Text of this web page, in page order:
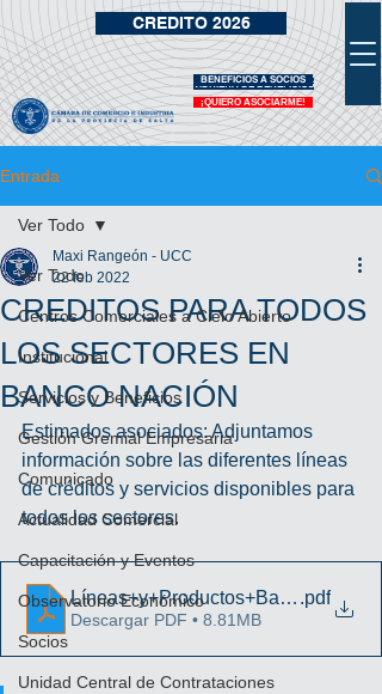
¡QUIERO ASOCIARME!
VIDRIERA DE BENEFICIOS
BENEFICIOS A SOCIOS
CREDITO 2026
Entrada
Ver Todo
Centros Comerciales a Cielo Abierto
Institucional
Servicios y Beneficios
Gestión Gremial Empresaria
Comunicado
Actualidad Comercial
Capacitación y Eventos
Observatorio Económico
Socios
Unidad Central de Contrataciones
Ver Todo
CREDITOS PARA TODOS
LOS SECTORES EN
BANCO NACIÓN
Maxi Rangeón - UCC
22 feb 2022
Estimados asociados: Adjuntamos
información sobre las diferentes líneas
de créditos y servicios disponibles para
todos los sectores.
.pdf
Descargar PDF • 8.81MB